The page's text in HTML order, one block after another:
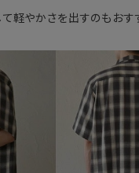
軽やかさを出すのもおす